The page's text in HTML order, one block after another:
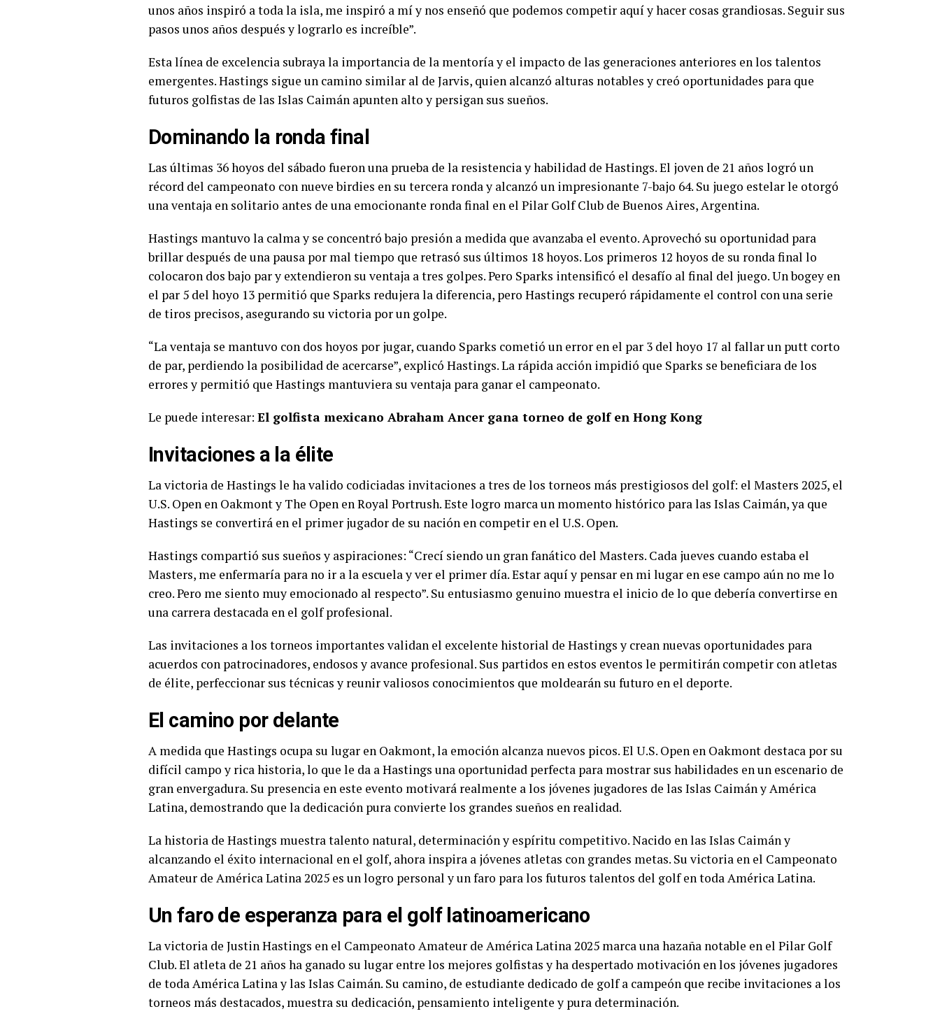
unos años inspiró a toda la isla, me inspiró a mí y nos enseñó que podemos competir aquí y hacer cosas grandiosas. Seguir sus
pasos unos años después y lograrlo es increíble”.
Esta línea de excelencia subraya la importancia de la mentoría y el impacto de las generaciones anteriores en los talentos
emergentes. Hastings sigue un camino similar al de Jarvis, quien alcanzó alturas notables y creó oportunidades para que
futuros golfistas de las Islas Caimán apunten alto y persigan sus sueños.
Dominando la ronda final
Las últimas 36 hoyos del sábado fueron una prueba de la resistencia y habilidad de Hastings. El joven de 21 años logró un
récord del campeonato con nueve birdies en su tercera ronda y alcanzó un impresionante 7-bajo 64. Su juego estelar le otorgó
una ventaja en solitario antes de una emocionante ronda final en el Pilar Golf Club de Buenos Aires, Argentina.
Hastings mantuvo la calma y se concentró bajo presión a medida que avanzaba el evento. Aprovechó su oportunidad para
brillar después de una pausa por mal tiempo que retrasó sus últimos 18 hoyos. Los primeros 12 hoyos de su ronda final lo
colocaron dos bajo par y extendieron su ventaja a tres golpes. Pero Sparks intensificó el desafío al final del juego. Un bogey en
el par 5 del hoyo 13 permitió que Sparks redujera la diferencia, pero Hastings recuperó rápidamente el control con una serie
de tiros precisos, asegurando su victoria por un golpe.
“La ventaja se mantuvo con dos hoyos por jugar, cuando Sparks cometió un error en el par 3 del hoyo 17 al fallar un putt corto
de par, perdiendo la posibilidad de acercarse”, explicó Hastings. La rápida acción impidió que Sparks se beneficiara de los
errores y permitió que Hastings mantuviera su ventaja para ganar el campeonato.
Le puede interesar: El golfista mexicano Abraham Ancer gana torneo de golf en Hong Kong
Invitaciones a la élite
La victoria de Hastings le ha valido codiciadas invitaciones a tres de los torneos más prestigiosos del golf: el Masters 2025, el
U.S. Open en Oakmont y The Open en Royal Portrush. Este logro marca un momento histórico para las Islas Caimán, ya que
Hastings se convertirá en el primer jugador de su nación en competir en el U.S. Open.
Hastings compartió sus sueños y aspiraciones: “Crecí siendo un gran fanático del Masters. Cada jueves cuando estaba el
Masters, me enfermaría para no ir a la escuela y ver el primer día. Estar aquí y pensar en mi lugar en ese campo aún no me lo
creo. Pero me siento muy emocionado al respecto”. Su entusiasmo genuino muestra el inicio de lo que debería convertirse en
una carrera destacada en el golf profesional.
Las invitaciones a los torneos importantes validan el excelente historial de Hastings y crean nuevas oportunidades para
acuerdos con patrocinadores, endosos y avance profesional. Sus partidos en estos eventos le permitirán competir con atletas
de élite, perfeccionar sus técnicas y reunir valiosos conocimientos que moldearán su futuro en el deporte.
El camino por delante
A medida que Hastings ocupa su lugar en Oakmont, la emoción alcanza nuevos picos. El U.S. Open en Oakmont destaca por su
difícil campo y rica historia, lo que le da a Hastings una oportunidad perfecta para mostrar sus habilidades en un escenario de
gran envergadura. Su presencia en este evento motivará realmente a los jóvenes jugadores de las Islas Caimán y América
Latina, demostrando que la dedicación pura convierte los grandes sueños en realidad.
La historia de Hastings muestra talento natural, determinación y espíritu competitivo. Nacido en las Islas Caimán y
alcanzando el éxito internacional en el golf, ahora inspira a jóvenes atletas con grandes metas. Su victoria en el Campeonato
Amateur de América Latina 2025 es un logro personal y un faro para los futuros talentos del golf en toda América Latina.
Un faro de esperanza para el golf latinoamericano
La victoria de Justin Hastings en el Campeonato Amateur de América Latina 2025 marca una hazaña notable en el Pilar Golf
Club. El atleta de 21 años ha ganado su lugar entre los mejores golfistas y ha despertado motivación en los jóvenes jugadores
de toda América Latina y las Islas Caimán. Su camino, de estudiante dedicado de golf a campeón que recibe invitaciones a los
torneos más destacados, muestra su dedicación, pensamiento inteligente y pura determinación.